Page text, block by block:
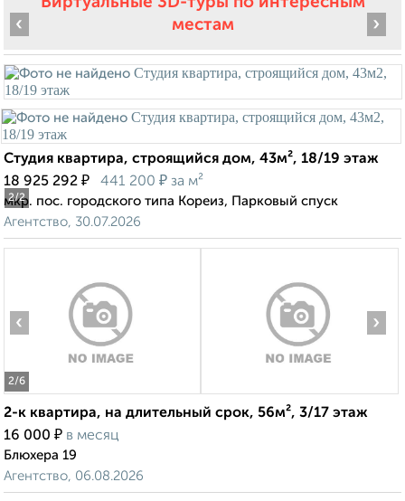
местам
2/2
‹ ›
Студия квартира, строящийся дом, 43м², 18/19 этаж
18 925 292 ₽ 441 200 ₽ за м²
мкр. пос. городского типа Кореиз, Парковый спуск
Агентство, 30.07.2026
2/6
‹ ›
2-к квартира, на длительный срок, 56м², 3/17 этаж
16 000 ₽ в месяц
Блюхера 19
Агентство, 06.08.2026